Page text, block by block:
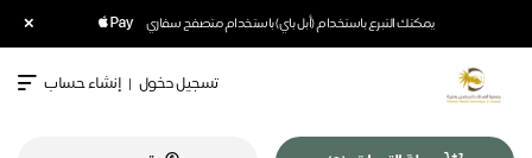
يمكنك التبرع باستخدام (أبل باي) باستخدام متصفح سفاري ×
تسجيل دخول | إنشاء حساب